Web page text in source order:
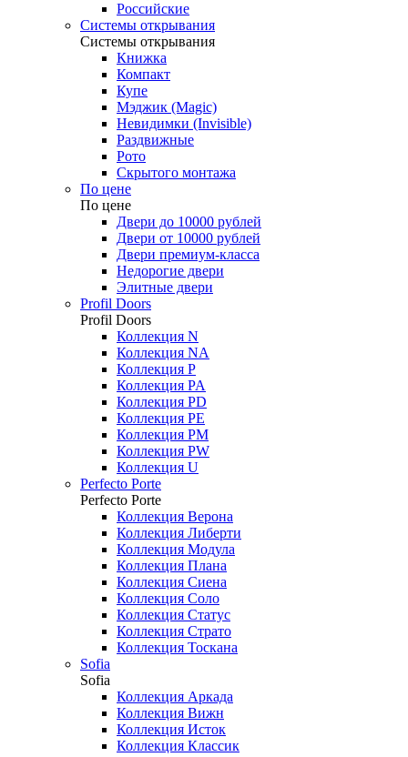
Российские
Системы открывания
Системы открывания
Книжка
Компакт
Купе
Мэджик (Magic)
Невидимки (Invisible)
Раздвижные
Рото
Скрытого монтажа
По цене
По цене
Двери до 10000 рублей
Двери от 10000 рублей
Двери премиум-класса
Недорогие двери
Элитные двери
Profil Doors
Profil Doors
Коллекция N
Коллекция NA
Коллекция P
Коллекция PA
Коллекция PD
Коллекция PE
Коллекция PM
Коллекция PW
Коллекция U
Perfecto Porte
Perfecto Porte
Коллекция Верона
Коллекция Либерти
Коллекция Модула
Коллекция Плана
Коллекция Сиена
Коллекция Соло
Коллекция Статус
Коллекция Страто
Коллекция Тоскана
Sofia
Sofia
Коллекция Аркада
Коллекция Вижн
Коллекция Исток
Коллекция Классик